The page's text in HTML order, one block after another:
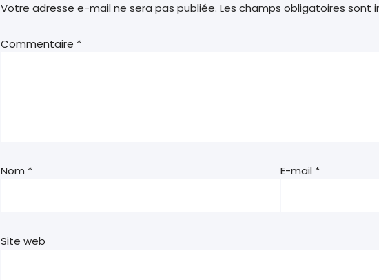
Votre adresse e-mail ne sera pas publiée. Les champs obligatoires sont
Commentaire *
Nom * E-mail *
Site web